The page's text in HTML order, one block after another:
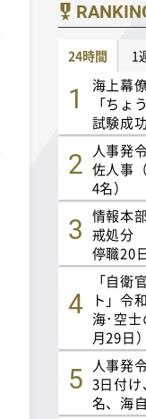
24時間 1
海上幕
「ちょ
試験成
人事発
佐人事
4名）
情報本
戒処分
停職20
「自衛
ト」令
海･空
月29日）
人事発
3日付け
名、海